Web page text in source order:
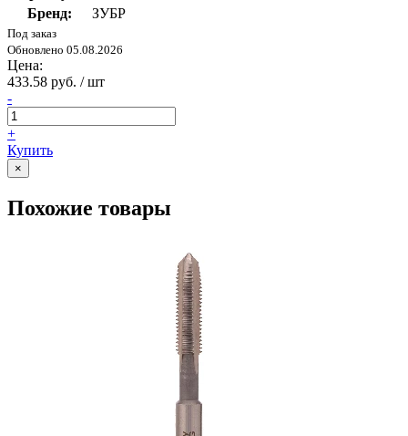
Бренд:
ЗУБР
Под заказ
Обновлено 05.08.2026
Цена:
433.58 руб. / шт
-
+
Купить
×
Похожие товары